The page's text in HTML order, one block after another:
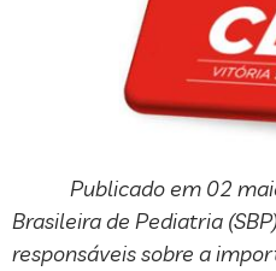
Publicado em 02 maio
Brasileira de Pediatria
responsáveis sobre a